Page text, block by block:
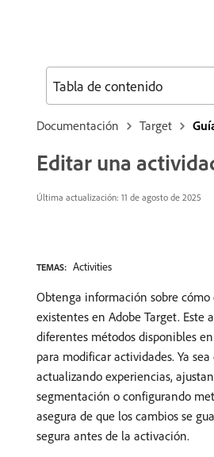
Documentación Target
Editar una
Última actualización: 11 de agosto de 2025
TEMAS: Activities
Obtenga información sobre
existentes en Adobe Target. Este
diferentes métodos disponibles
para modificar actividades. Ya sea
actualizando experiencias,
segmentación o configurando
asegura de que los cambios se
segura antes de la activación.
Tabla de contenido